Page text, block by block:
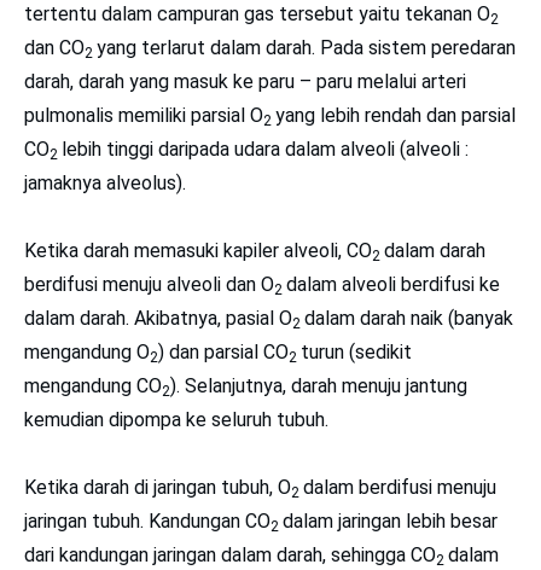
tertentu dalam campuran gas tersebut yaitu tekanan O2
dan CO2 yang terlarut dalam darah. Pada sistem peredaran
darah, darah yang masuk ke paru – paru melalui arteri
pulmonalis memiliki parsial O2 yang lebih rendah dan parsial
CO2 lebih tinggi daripada udara dalam alveoli (alveoli :
jamaknya alveolus).
Ketika darah memasuki kapiler alveoli, CO2 dalam darah
berdifusi menuju alveoli dan O2 dalam alveoli berdifusi ke
dalam darah. Akibatnya, pasial O2 dalam darah naik (banyak
mengandung O2) dan parsial CO2 turun (sedikit
mengandung CO2). Selanjutnya, darah menuju jantung
kemudian dipompa ke seluruh tubuh.
Ketika darah di jaringan tubuh, O2 dalam berdifusi menuju
jaringan tubuh. Kandungan CO2 dalam jaringan lebih besar
dari kandungan jaringan dalam darah, sehingga CO2 dalam